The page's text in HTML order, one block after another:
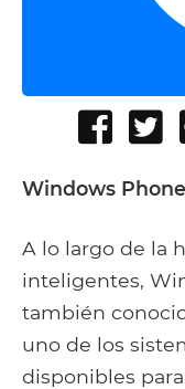
Share
Windows
A lo largo de la
inteligentes,
también
uno de los
disponibles